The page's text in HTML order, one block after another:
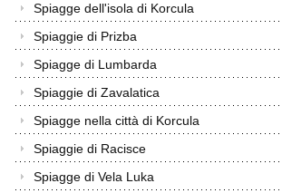
Spiagge dell'isola di Korcula
Spiaggie di Prizba
Spiagge di Lumbarda
Spiaggie di Zavalatica
Spiagge nella città di Korcula
Spiaggie di Racisce
Spiagge di Vela Luka